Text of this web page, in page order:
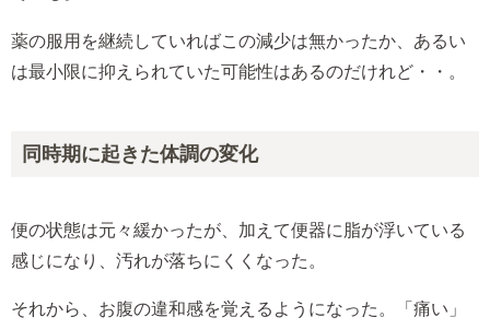
薬の服用を継続していればこの減少は無かったか、あるい
は最小限に抑えられていた可能性はあるのだけれど・・。
同時期に起きた体調の変化
便の状態は元々緩かったが、加えて便器に脂が浮いている
感じになり、汚れが落ちにくくなった。
それから、お腹の違和感を覚えるようになった。「痛い」